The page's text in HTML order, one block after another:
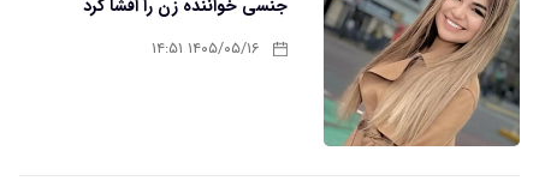
جنسی خواننده زن را افشا کرد
۱۴۰۵/۰۵/۱۶ ۱۴:۵۱